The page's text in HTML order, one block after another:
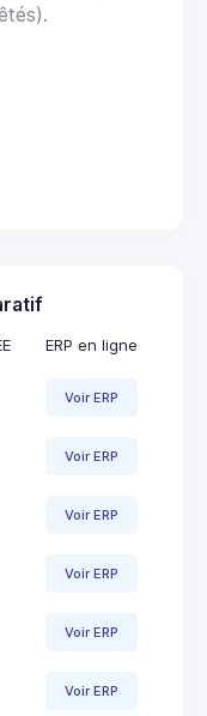
ERP en ligne
Voir ERP
Voir ERP
Voir ERP
Voir ERP
Voir ERP
Voir ERP